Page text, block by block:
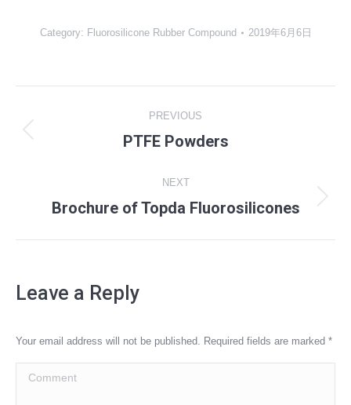
Category: Fluorosilicone Rubber Compound 2019年6月6日
navigation
PREVIOUS
Previous
PTFE Powders
NEXT
Next
Brochure of Topda Fluorosilicones
Leave a Reply
Your email address will not be published. Required fields are marked *
Comment